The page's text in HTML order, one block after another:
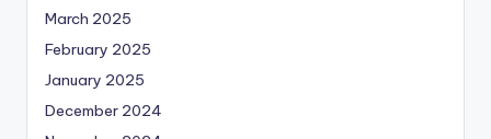
March 2025
February 2025
January 2025
December 2024